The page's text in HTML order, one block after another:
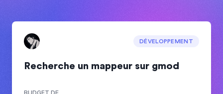
DÉVELOPPEMENT
Recherche un mappeur sur gmod